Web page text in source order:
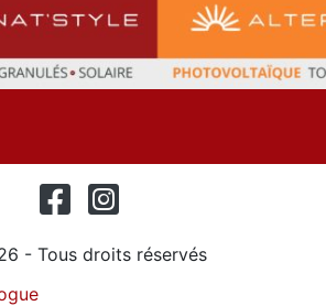
- Tous droits réservés